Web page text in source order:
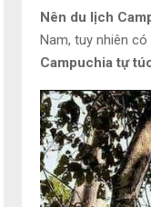
Nên du lịch
Nam, tuy nhiên
Campuchia tự